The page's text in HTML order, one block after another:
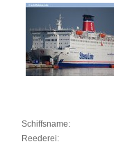
Schiffsname:
Reederei: